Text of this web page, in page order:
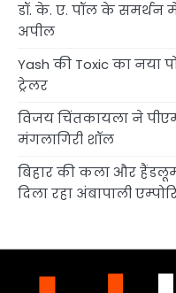
डॉ. के. ए. पॉल के समर्थन में
अपील
Yash की Toxic का नया
ट्रेलर
विजय चिंतकायला ने
मंगलागिरी शॉल
बिहार की कला और हैंडलूम
दिला रहा अंबापाली